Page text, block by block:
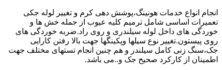
انجام انواع خدمات هونینگ،پوشش دهی کرم و تغییر لوله جکی
تعمیرات اساسی شامل ترمیم کلیه عیوب از جمله خش ها و
خوردگی های داخل لوله سیلندری و روی راد.ضربه خوردگی های
روی پیستون.تغییر نوع سیلها وپکینگها جهت بالا رفتن کارایی
جک،سنگ زنی کامل سیلندر و هم چنین انجام تستهای مختلف جهت
اطمینان از کارکرد صحیح جک و..می باشد.